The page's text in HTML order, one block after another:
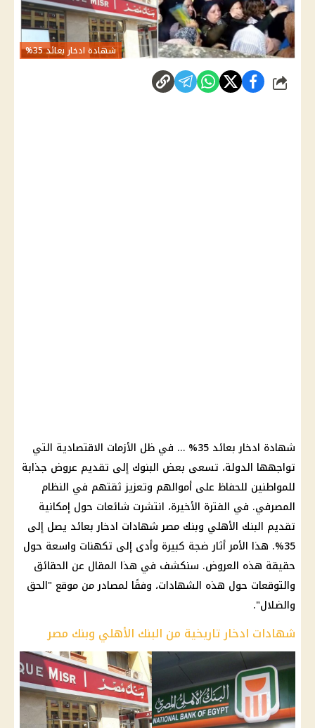
شهادة ادخار بعائد 35%
شارك
شهادة ادخار بعائد 35% … في ظل الأزمات الاقتصادية التي
تواجهها الدولة، تسعى بعض البنوك إلى تقديم عروض جذابة
للمواطنين للحفاظ على أموالهم وتعزيز ثقتهم في النظام
المصرفي. في الفترة الأخيرة، انتشرت شائعات حول إمكانية
تقديم البنك الأهلي وبنك مصر شهادات ادخار بعائد يصل إلى
35%. هذا الأمر أثار ضجة كبيرة وأدى إلى تكهنات واسعة حول
حقيقة هذه العروض. سنكشف في هذا المقال عن الحقائق
والتوقعات حول هذه الشهادات، وفقًا لمصادر من موقع "الحق
والضلال".
شهادات ادخار تاريخية من البنك الأهلي وبنك مصر